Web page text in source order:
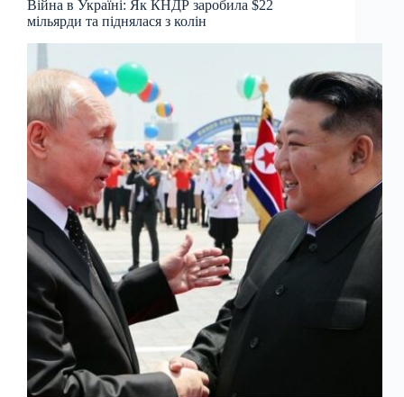
Війна в Україні: Як КНДР заробила $22
мільярди та піднялася з колін